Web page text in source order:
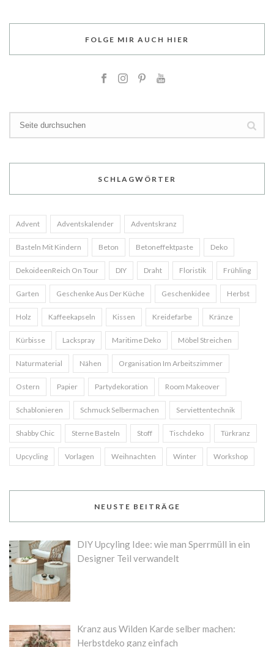
FOLGE MIR AUCH HIER
SCHLAGWÖRTER
Advent Adventskalender Adventskranz
Basteln Mit Kindern Beton Betoneffektpaste Deko
DekoideenReich On Tour DIY Draht Floristik Frühling
Garten Geschenke Aus Der Küche Geschenkidee Herbst
Holz Kaffeekapseln Kissen Kreidefarbe Kränze
Kürbisse Lackspray Maritime Deko Möbel Streichen
Naturmaterial Nähen Organisation Im Arbeitszimmer
Ostern Papier Partydekoration Room Makeover
Schablonieren Schmuck Selbermachen Serviettentechnik
Shabby Chic Sterne Basteln Stoff Tischdeko Türkranz
Upcycling Vorlagen Weihnachten Winter Workshop
NEUSTE BEITRÄGE
DIY Upcyling Idee: wie man Sperrmüll in ein
Designer Teil verwandelt
Kranz aus Wilden Karde selber machen:
Herbstdeko ganz einfach